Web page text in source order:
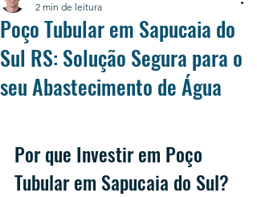
Poço Tubular em Sapucaia do
Sul RS: Solução Segura para o
seu Abastecimento de Água
2 min de leitura
Por que Investir em Poço
Tubular em Sapucaia do Sul?